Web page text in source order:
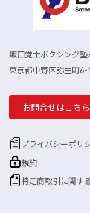
飯田覚士ボクシング塾
東京都中野区弥生町
お問合せはこちら
プライバシーポリ
規約
特定商取引に関す